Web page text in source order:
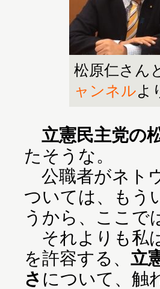
松原仁さん
ャンネルよ
立憲民主党の
たそうな。
公職者がネト
ついては、もう
うから、ここで
それよりも私
を許容する、 立
さ について、触